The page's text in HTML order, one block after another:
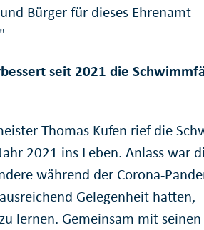
Bürger für dieses Ehrenamt
seit 2021 die
Thomas Kufen rief die
2021 ins Leben. Anlass war
während der Corona-
Gelegenheit hatten,
lernen. Gemeinsam mit